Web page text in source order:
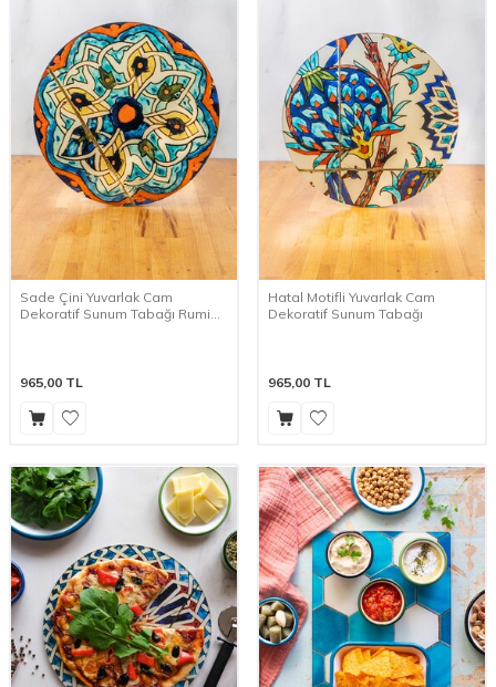
Sade Çini Yuvarlak Cam
Dekoratif Sunum Tabağı Rumi
965,00 TL
Hatal Motifli Yuvarlak Cam
Dekoratif Sunum Tabağı
965,00 TL